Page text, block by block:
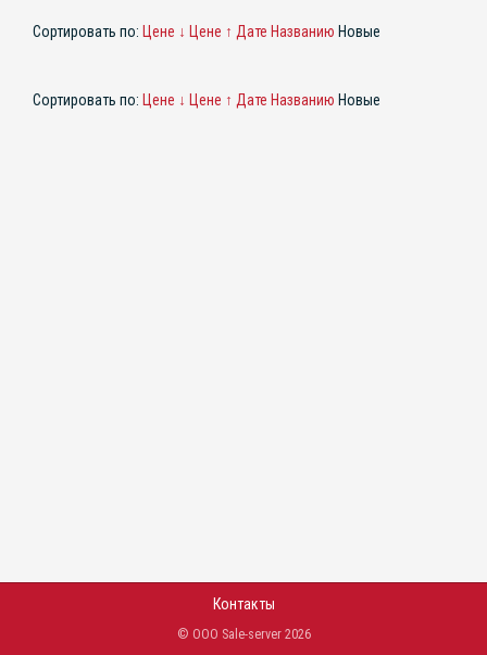
Сортировать по: Цене ↓ Цене ↑ Дате Названию Новые
Сортировать по: Цене ↓ Цене ↑ Дате Названию Новые
Контакты
© ООО Sale-server 2026